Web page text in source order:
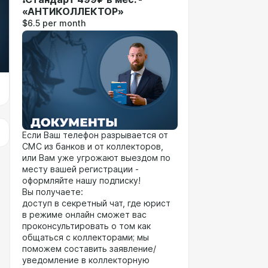
«АНТИКОЛЛЕКТОР»
$6.5 per month
Если Ваш телефон разрывается от
СМС из банков и от коллекторов,
или Вам уже угрожают выездом по
месту вашей регистрации -
оформляйте нашу подписку!
Вы получаете:
доступ в секретный чат, где юрист
в режиме онлайн сможет вас
проконсультировать о том как
общаться с коллекторами; мы
поможем составить заявление/
уведомление в коллекторную